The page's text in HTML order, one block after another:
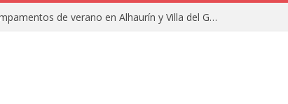
Clausuras de los campamentos de verano en Alhaurín y Villa del Guadalhorce 2026